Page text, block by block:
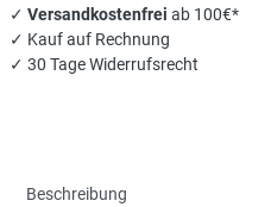
✓ Versandkostenfrei ab 100€*
✓ Kauf auf Rechnung
✓ 30 Tage Widerrufsrecht
Beschreibung